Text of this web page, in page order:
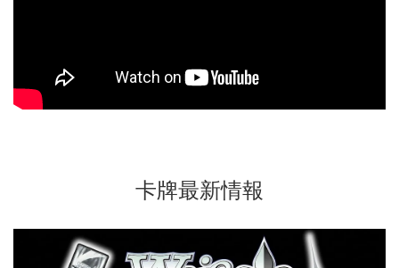
卡牌最新情報